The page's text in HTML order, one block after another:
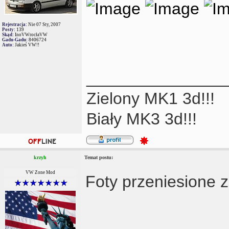
Rejestracja: Nie 07 Sty, 2007
Posty: 139
Skąd: InoVWrocłaVW
Gadu-Gadu: 8406724
Auto: Jakieś VW!!
Zielony MK1 3d!!!
Biały MK3 3d!!!
krzyh Temat postu:
VW Zone Mod Foty przeniesione